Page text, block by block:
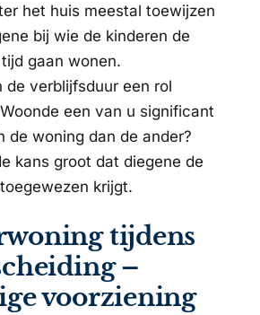
het huis meestal toewijzen
bij wie de kinderen de
gaan wonen.
de verblijfsduur een rol
een van u significant
de woning dan de ander?
kans groot dat diegene de
krijgt.
tijdens
–
voorziening